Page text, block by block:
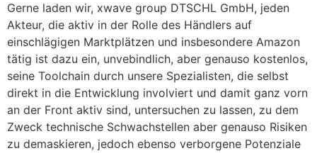
Gerne laden wir, xwave group DTSCHL GmbH, jeden
Akteur, die aktiv in der Rolle des Händlers auf
einschlägigen Marktplätzen und insbesondere Amazon
tätig ist dazu ein, unvebindlich, aber genauso kostenlos,
seine Toolchain durch unsere Spezialisten, die selbst
direkt in die Entwicklung involviert und damit ganz vorn
an der Front aktiv sind, untersuchen zu lassen, zu dem
Zweck technische Schwachstellen aber genauso Risiken
zu demaskieren, jedoch ebenso verborgene Potenziale